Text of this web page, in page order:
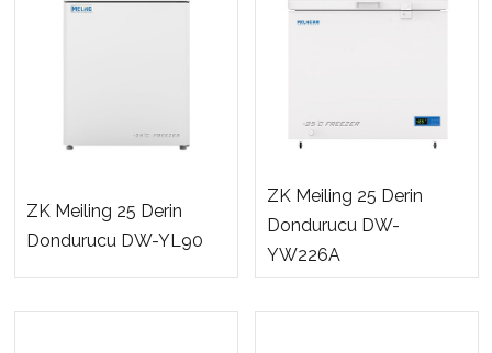
ZK Meiling 25 Derin
Dondurucu DW-YL90
ZK Meiling 25 Derin
Dondurucu DW-
YW226A